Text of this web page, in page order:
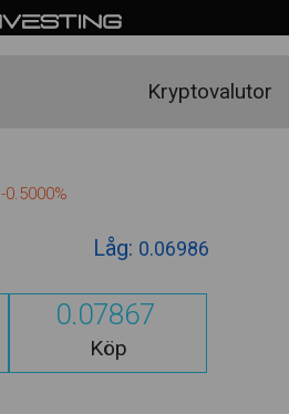
Kryptovalutor
-0.5000%
Låg: 0.06986
0.07867
Köp